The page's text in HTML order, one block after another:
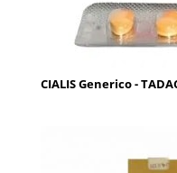
CIALIS Generico -